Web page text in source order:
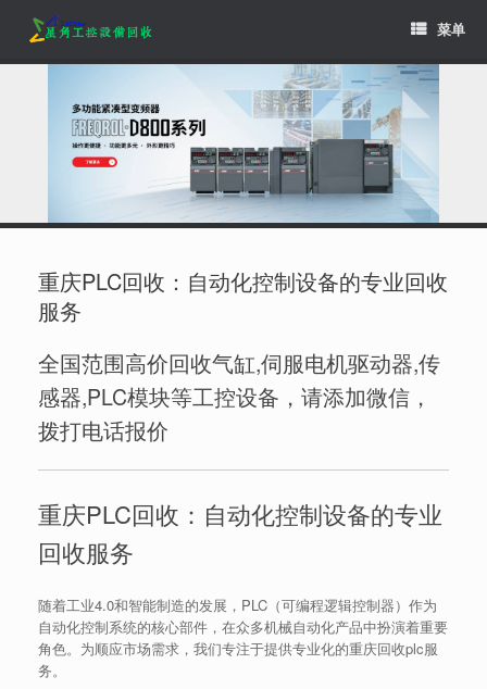
content
菜单
重庆PLC回收：自动化控制设备的专业回收
服务
全国范围高价回收气缸,伺服电机驱动器,传
感器,PLC模块等工控设备，请添加微信，
拨打电话报价
重庆PLC回收：自动化控制设备的专业
回收服务
随着工业4.0和智能制造的发展，PLC（可编程逻辑控制器）作为
自动化控制系统的核心部件，在众多机械自动化产品中扮演着重要
角色。为顺应市场需求，我们专注于提供专业化的重庆回收plc服
务。